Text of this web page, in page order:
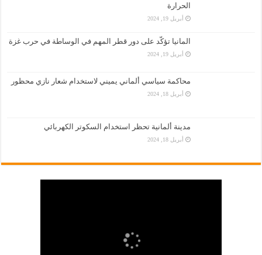
الحرارة
أبريل 19, 2024
المانيا تؤكّد على دور قطر المهم في الوساطة في حرب غزة
أبريل 19, 2024
محاكمة سياسي ألماني يميني لاستخدام شعار نازي محظور
أبريل 18, 2024
مدينة ألمانية تحظر استخدام السكوتر الكهربائي
أبريل 18, 2024